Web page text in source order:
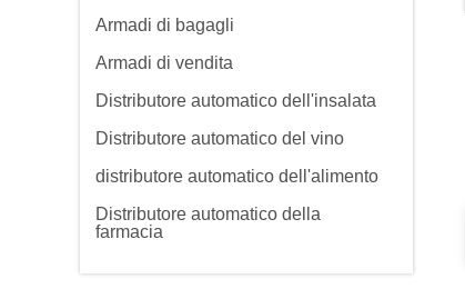
Armadi di bagagli
Armadi di vendita
Distributore automatico dell'insalata
Distributore automatico del vino
distributore automatico dell'alimento
Distributore automatico della
farmacia